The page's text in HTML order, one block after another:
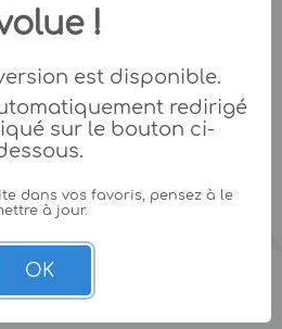
!
est disponible.
redirigé
sur le bouton ci-
dans vos favoris, pensez à le
à jour.
OK